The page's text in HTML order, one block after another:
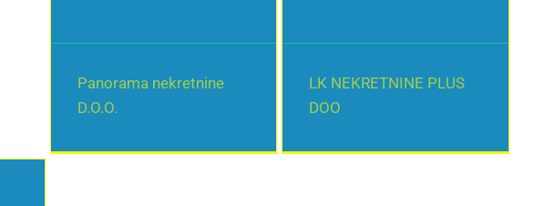
Panorama nekretnine
D.O.O.
LK NEKRETNINE PLUS
DOO